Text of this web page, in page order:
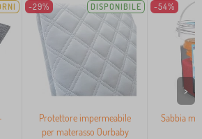
-29% DISPONIBILE
Protettore impermeabile
per materasso Ourbaby
-54%
Sabbia
>